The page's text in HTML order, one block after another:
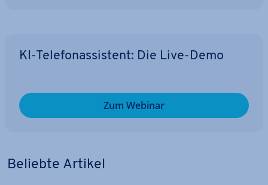
KI-Te­le­fon­as­sis­tent: Die Live-Demo
Zum Webinar
Beliebte Artikel